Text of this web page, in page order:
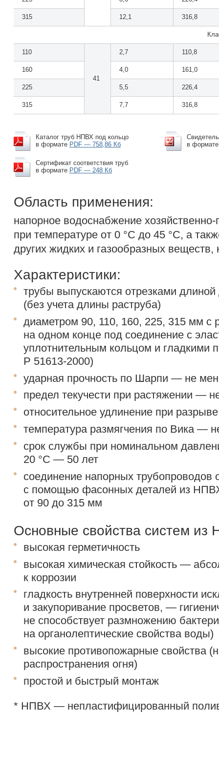
315 12,1 316,8
110
41
2,7 110,8
160 4,0 161,0
225 5,5 226,4
315 7,7 316,8
Каталог труб НПВХ под кольцо
в формате PDF — 758,86 Кб
в
Сертификат соответствия труб
в формате PDF — 248 Кб
Область применения:
напорное водоснабжение хозяйственно-
при температуре от 0 °С до 45 °С, а
других жидких и газообразных
Характеристики:
трубы выпускаются отрезками
(без учета длины раструба)
диаметром 90, 110, 160, 225, 315 мм с
на одном конце под соединение с
уплотнительным кольцом и гладкими
Р 51613-2000)
ударная прочность по Шарпи — не
предел текучести при растяжении —
относительное удлинение при
температура размягчения по Вика —
срок службы при номинальном
20 °С — 50 лет
соединение напорных трубопроводов
с помощью фасонных деталей из
от 90 до 315 мм
Основные свойства систем из
высокая герметичность
высокая химическая стойкость —
к коррозии
гладкость внутренней поверхности
и закупоривание просветов, —
не способствует размножению
на органолептическиесвойства воды)
высокие противопожарные свойства
распространения огня)
простой и быстрый монтаж
* НПВХ — непластифицированный